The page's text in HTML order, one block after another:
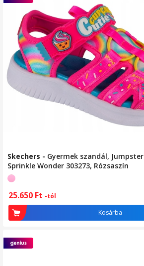
Skechers - Gyermek szandál,
Sprinkle Wonder 303273, Rózsaszín
25.650 Ft -tól
Kosárba